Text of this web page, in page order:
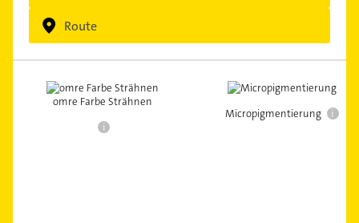
Route
omre Farbe Strähnen
i
Micropigmentierung i